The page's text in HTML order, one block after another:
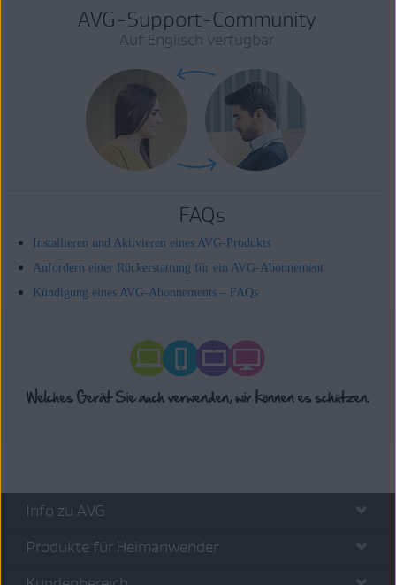
AVG-Support-Community
Auf Englisch verfügbar
FAQs
Installieren und Aktivieren eines AVG-Produkts
Anfordern einer Rückerstattung für ein AVG-Abonnement
Kündigung eines AVG-Abonnements – FAQs
Info zu AVG
Produkte für Heimanwender